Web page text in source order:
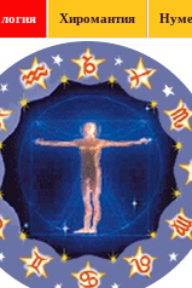
Хиромантия